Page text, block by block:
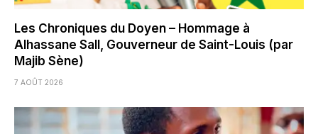
Les Chroniques du Doyen – Hommage à
Alhassane Sall, Gouverneur de Saint-Louis (par
Majib Sène)
7 AOÛT 2026